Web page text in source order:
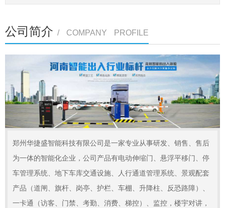
公司简介 / COMPANY PROFILE
郑州华捷盛智能科技有限公司是一家专业从事研发、销售、售后
为一体的智能化企业，公司产品有电动伸缩门、悬浮平移门、停
车管理系统、地下车库交通设施、人行通道管理系统、景观配套
产品（道闸、旗杆、岗亭、护栏、车棚、升降柱、反恐路障）、
一卡通（访客、门禁、考勤、消费、梯控）、监控，楼宇对讲，